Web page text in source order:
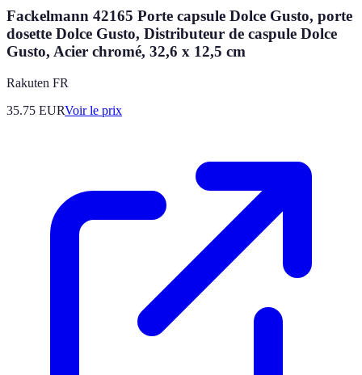
Fackelmann 42165 Porte capsule Dolce Gusto, porte
dosette Dolce Gusto, Distributeur de caspule Dolce
Gusto, Acier chromé, 32,6 x 12,5 cm
Rakuten FR
35.75 EURVoir le prix